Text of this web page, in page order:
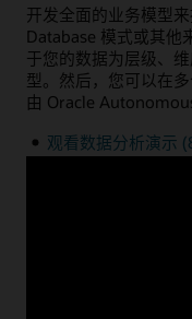
开发全面的业务模型
Database 模式或其他
于您的数据为层级、
型。然后，您可以在
由 Oracle
观看数据分析演示